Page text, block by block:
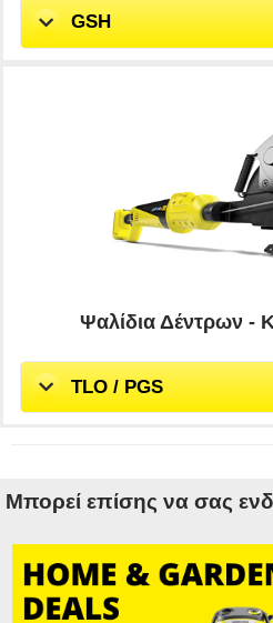
GSH
Ψαλίδια Δέντρων -
TLO / PGS
Μπορεί επίσης να σας